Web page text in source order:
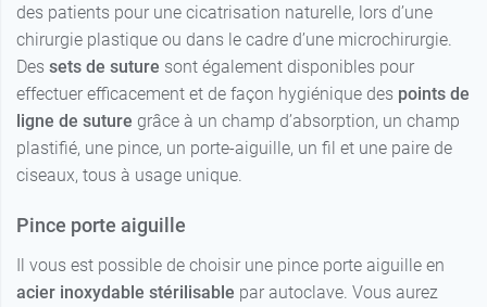
des patients pour une cicatrisation naturelle, lors d’une
chirurgie plastique ou dans le cadre d’une microchirurgie.
Des sets de suture sont également disponibles pour
effectuer efficacement et de façon hygiénique des points de
ligne de suture grâce à un champ d’absorption, un champ
plastifié, une pince, un porte-aiguille, un fil et une paire de
ciseaux, tous à usage unique.
Pince porte aiguille
Il vous est possible de choisir une pince porte aiguille en
acier inoxydable stérilisable par autoclave. Vous aurez